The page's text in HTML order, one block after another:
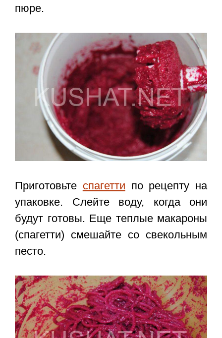
пюре.
Приготовьте спагетти по рецепту на
упаковке. Слейте воду, когда они
будут готовы. Еще теплые макароны
(спагетти) смешайте со свекольным
песто.